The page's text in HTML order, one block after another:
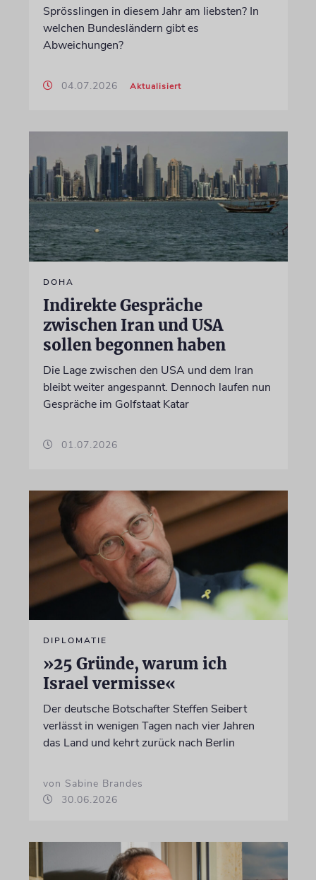
Sprösslingen in diesem Jahr am liebsten? In
welchen Bundesländern gibt es
Abweichungen?
04.07.2026 Aktualisiert
DOHA
Indirekte Gespräche
zwischen Iran und USA
sollen begonnen haben
Die Lage zwischen den USA und dem Iran
bleibt weiter angespannt. Dennoch laufen nun
Gespräche im Golfstaat Katar
01.07.2026
DIPLOMATIE
»25 Gründe, warum ich
Israel vermisse«
Der deutsche Botschafter Steffen Seibert
verlässt in wenigen Tagen nach vier Jahren
das Land und kehrt zurück nach Berlin
von Sabine Brandes
30.06.2026